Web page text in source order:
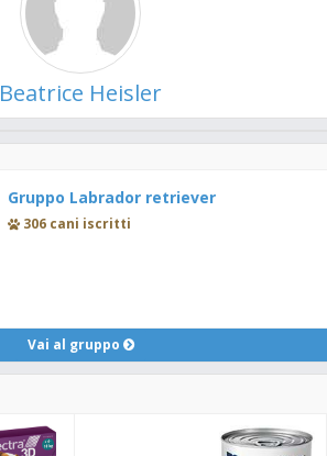
Beatrice Heisler
Gruppo Labrador retriever
306 cani iscritti
Vai al gruppo